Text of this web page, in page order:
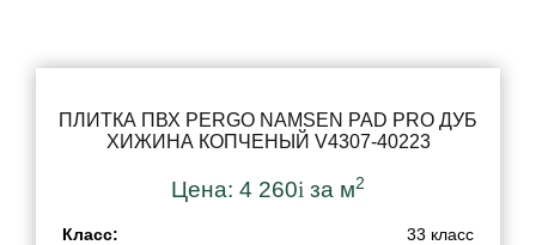
ПЛИТКА ПВХ PERGO NAMSEN PAD PRO ДУБ
ХИЖИНА КОПЧЕНЫЙ V4307-40223
Цена: 4 260i за м2
Класс:
33 класс